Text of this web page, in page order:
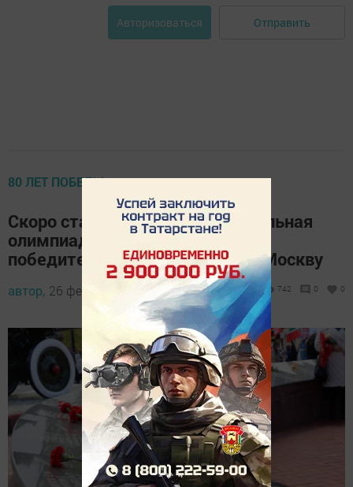
Авторизоваться Отправить
80 ЛЕТ ПОБЕДЫ
Скоро стартует Всемирная школьная
олимпиада «Великая Победа»:
победители поедут на Парад в Москву
автор, 26 февраля 2025 - 11:45 742 0 0